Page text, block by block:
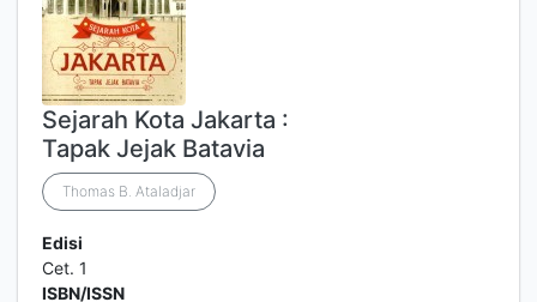
Sejarah Kota Jakarta :
Tapak Jejak Batavia
Thomas B. Ataladjar
Edisi
Cet. 1
ISBN/ISSN